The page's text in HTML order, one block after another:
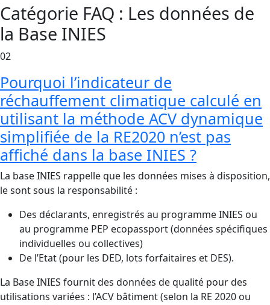
Catégorie FAQ : Les données de
la Base INIES
02
Pourquoi l’indicateur de
réchauffement climatique calculé en
utilisant la méthode ACV dynamique
simplifiée de la RE2020 n’est pas
affiché dans la base INIES ?
La base INIES rappelle que les données mises à disposition,
le sont sous la responsabilité :
Des déclarants, enregistrés au programme INIES ou
au programme PEP ecopassport (données spécifiques
individuelles ou collectives)
De l’Etat (pour les DED, lots forfaitaires et DES).
La Base INIES fournit des données de qualité pour des
utilisations variées : l’ACV bâtiment (selon la RE 2020 ou